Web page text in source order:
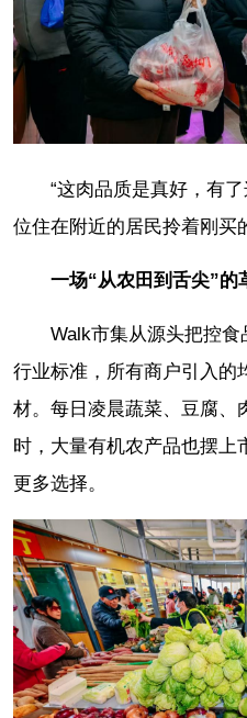
“这肉品质是真好，有
位住在附近的居民拎着刚买
一场“从农田到舌尖”的
Walk市集从源头把控
行业标准，所有商户引入的
材。每日凌晨蔬菜、豆腐、
时，大量有机农产品也摆上
更多选择。